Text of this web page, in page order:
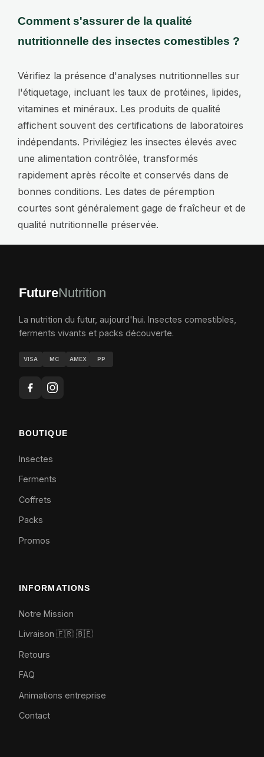
Comment s'assurer de la qualité
nutritionnelle des insectes comestibles ?
Vérifiez la présence d'analyses nutritionnelles sur
l'étiquetage, incluant les taux de protéines, lipides,
vitamines et minéraux. Les produits de qualité
affichent souvent des certifications de laboratoires
indépendants. Privilégiez les insectes élevés avec
une alimentation contrôlée, transformés
rapidement après récolte et conservés dans de
bonnes conditions. Les dates de péremption
courtes sont généralement gage de fraîcheur et de
qualité nutritionnelle préservée.
FutureNutrition
La nutrition du futur, aujourd'hui. Insectes comestibles,
ferments vivants et packs découverte.
VISA MC AMEX PP
BOUTIQUE
Insectes
Ferments
Coffrets
Packs
Promos
INFORMATIONS
Notre Mission
Livraison 🇫🇷 🇧🇪
Retours
FAQ
Animations entreprise
Contact